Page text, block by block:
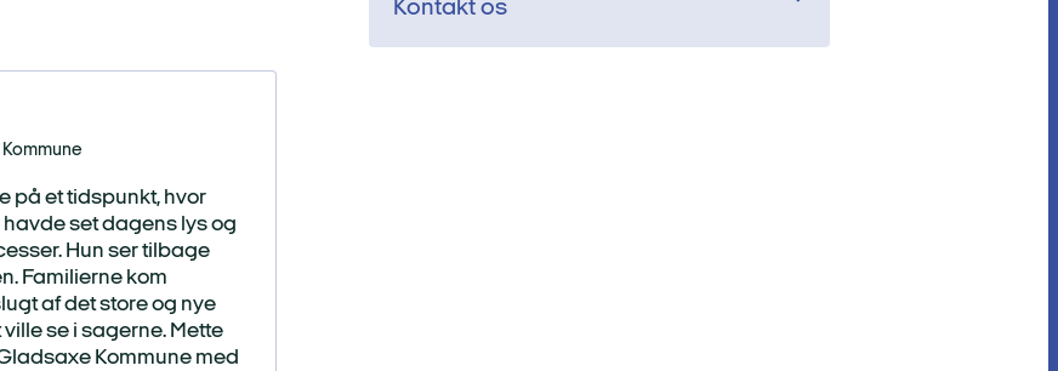
på et tidspunkt, hvor
set dagens lys og
Hun ser tilbage
Familierne kom
af det store og nye
se i sagerne. Mette
Kommune med
Kontakt os